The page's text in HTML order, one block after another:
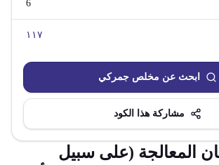
6
١١٧
ابحث عن مخلص جمركي
مشاركة هذا الكود
المعالجة (على سبيل